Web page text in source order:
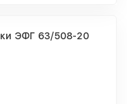
ЭФГ 63/508-20